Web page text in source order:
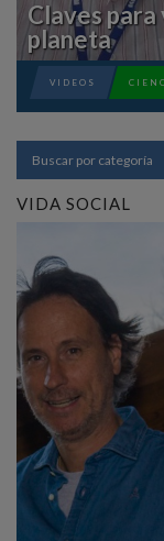
Claves
planeta
VIDEOS
VIDA SOCIAL